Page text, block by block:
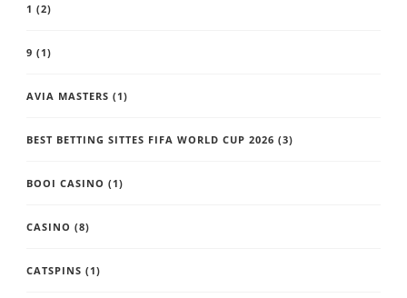
1 (2)
9 (1)
AVIA MASTERS (1)
BEST BETTING SITTES FIFA WORLD CUP 2026 (3)
BOOI CASINO (1)
CASINO (8)
CATSPINS (1)